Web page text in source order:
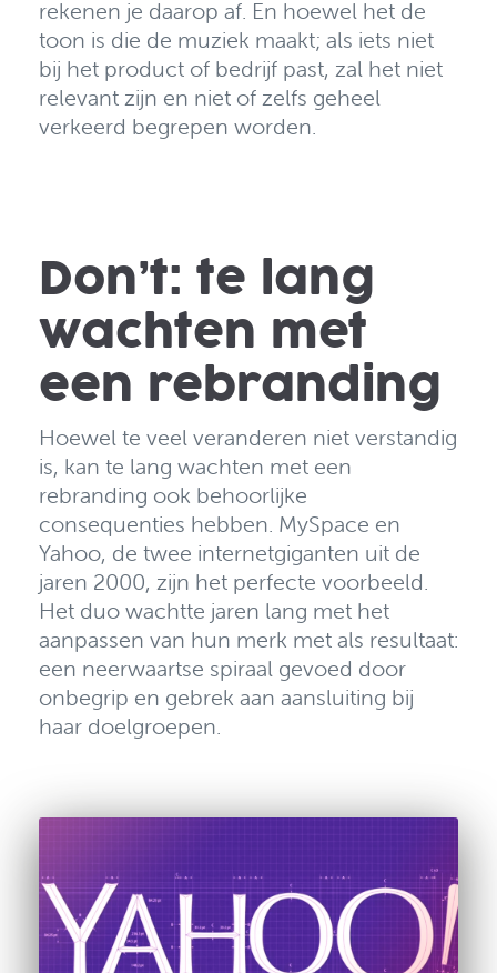
rekenen je daarop af. En hoewel het de
toon is die de muziek maakt; als iets niet
bij het product of bedrijf past, zal het niet
relevant zijn en niet of zelfs geheel
verkeerd begrepen worden.
Don’t: te lang
wachten met
een rebranding
Hoewel te veel veranderen niet verstandig
is, kan te lang wachten met een
rebranding ook behoorlijke
consequenties hebben. MySpace en
Yahoo, de twee internetgiganten uit de
jaren 2000, zijn het perfecte voorbeeld.
Het duo wachtte jaren lang met het
aanpassen van hun merk met als resultaat:
een neerwaartse spiraal gevoed door
onbegrip en gebrek aan aansluiting bij
haar doelgroepen.